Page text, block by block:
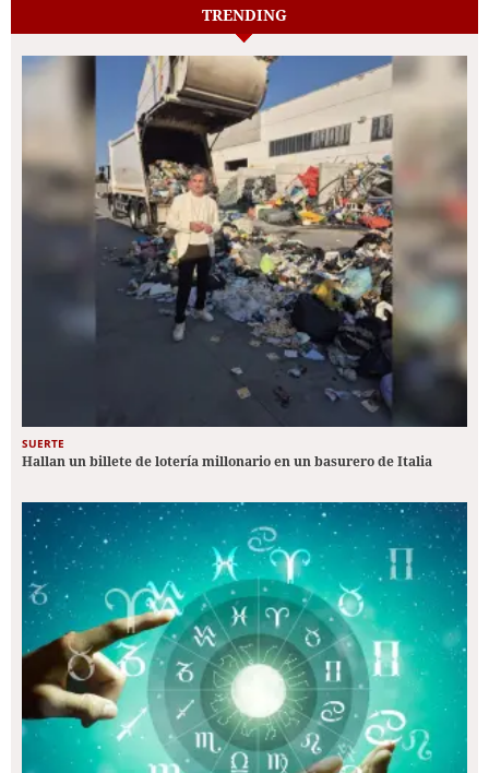
TRENDING
SUERTE
Hallan un billete de lotería millonario en un basurero de Italia